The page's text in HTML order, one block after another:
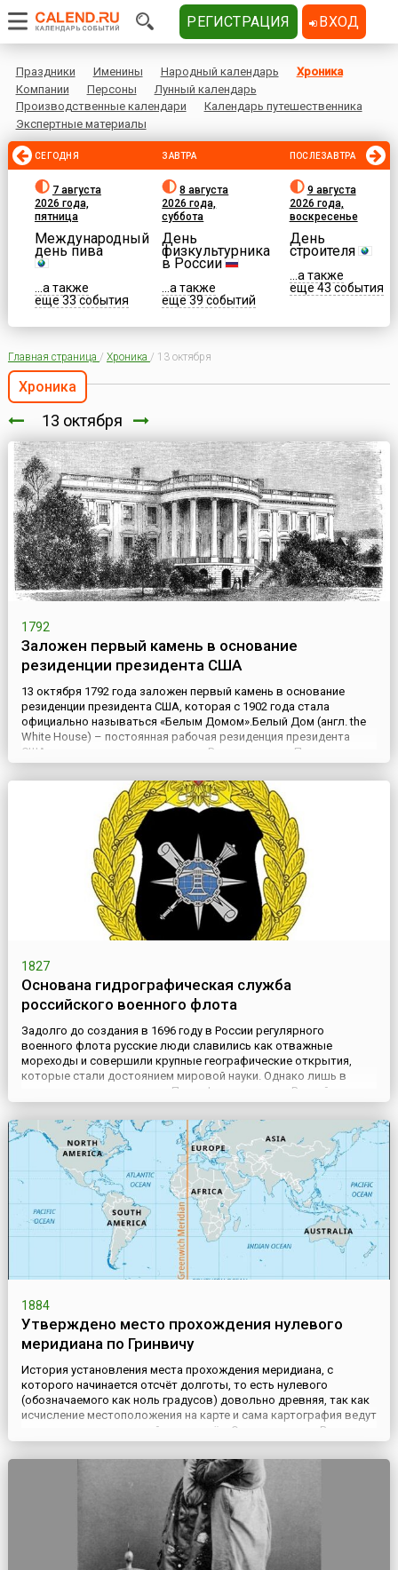
Праздники Именины Народный календарь
Хроника
Компании
Персоны
Лунный календарь
Производственные календари
Календарь путешественника
Экспертные материалы
СЕГОДНЯ
7 августа
2026 года,
пятница
Международный
день пива
...а также
еще 33 события
ЗАВТРА
8 августа
2026 года,
суббота
День
физкультурника
в России
...а также
еще 39 событий
ПОСЛЕЗАВТРА
9 августа
2026 года,
воскресенье
День
строителя
...а также
еще 43 события
Главная страница / Хроника / 13 октября
Хроника
13 октября
1792
Заложен первый камень в основание
резиденции президента США
13 октября 1792 года заложен первый камень в основание
резиденции президента США, которая с 1902 года стала
официально называться «Белым Домом».Белый Дом (англ. the
White House) – постоянная рабочая резиденция президента
США – находится в самом сердце Вашингтона, на Пенсильвания-
авеню. Участок для строительства Белого дома выбрал
первый президент США Джордж Вашингтон, подписавший акт
1827
Основана гидрографическая служба
российского военного флота
Задолго до создания в 1696 году в России регулярного
военного флота русские люди славились как отважные
мореходы и совершили крупные географические открытия,
которые стали достоянием мировой науки. Однако лишь в
царствование императора Петра I – основателя Российского
флота – пришло осознание государственной значимости
подробных исследований и описаний морей, рек и озер. С
начала 18 века нача...
1884
Утверждено место прохождения нулевого
меридиана по Гринвичу
История установления места прохождения меридиана, с
которого начинается отсчёт долготы, то есть нулевого
(обозначаемого как ноль градусов) довольно древняя, так как
исчисление местоположения на карте и сама картография ведут
свою историю с древнейших времён. Однако, период Великих
географических открытий, расширение горизонта для
мореплавателей и рост значимости морских сообщений и
РЕГИСТРАЦИЯ ВХОД